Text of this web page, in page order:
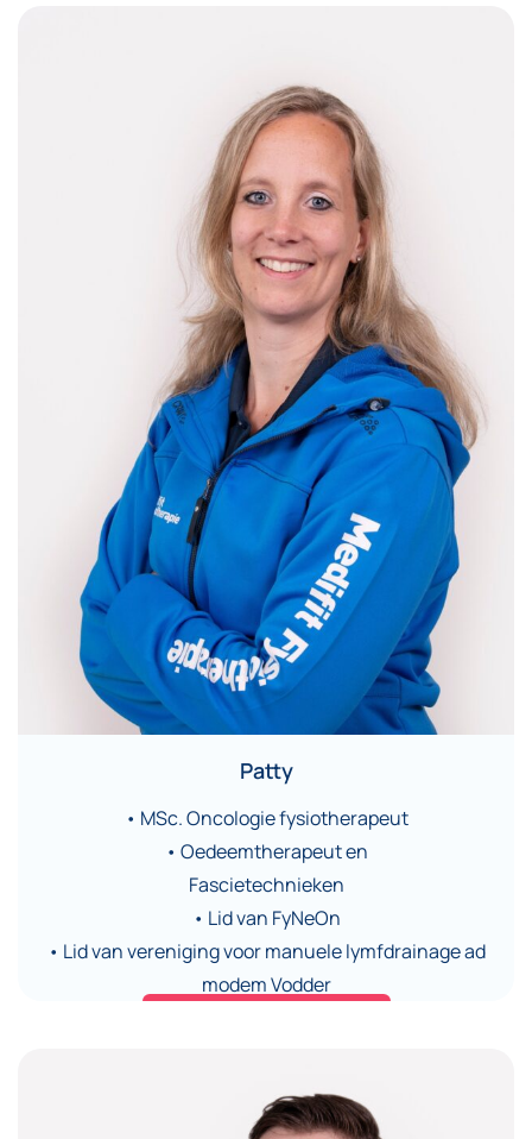
Patty
• MSc. Oncologie fysiotherapeut
• Oedeemtherapeut en
Fascietechnieken
• Lid van FyNeOn
• Lid van vereniging voor manuele lymfdrainage ad
modem Vodder